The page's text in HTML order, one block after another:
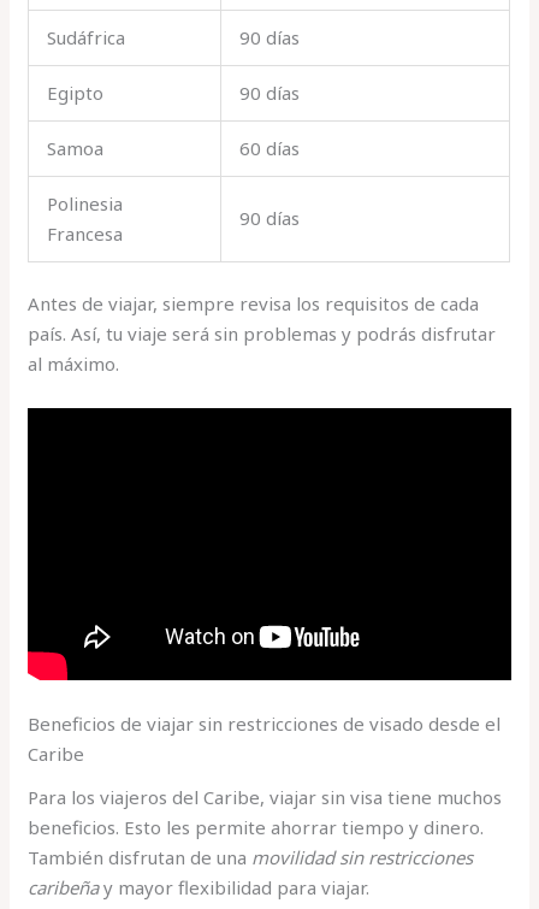
Sudáfrica 90 días
Egipto 90 días
Samoa 60 días
Polinesia
Francesa
90 días
Antes de viajar, siempre revisa los requisitos de cada
país. Así, tu viaje será sin problemas y podrás disfrutar
al máximo.
Beneficios de viajar sin restricciones de visado desde el
Caribe
Para los viajeros del Caribe, viajar sin visa tiene muchos
beneficios. Esto les permite ahorrar tiempo y dinero.
También disfrutan de una movilidad sin restricciones
caribeñay mayor flexibilidad para viajar.